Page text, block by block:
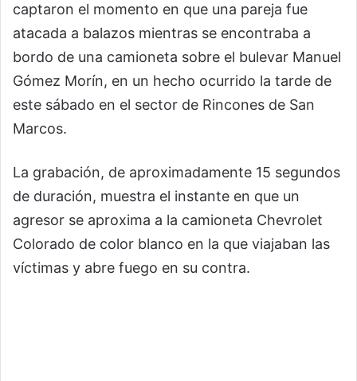
captaron el momento en que una pareja fue
atacada a balazos mientras se encontraba a
bordo de una camioneta sobre el bulevar Manuel
Gómez Morín, en un hecho ocurrido la tarde de
este sábado en el sector de Rincones de San
Marcos.
La grabación, de aproximadamente 15 segundos
de duración, muestra el instante en que un
agresor se aproxima a la camioneta Chevrolet
Colorado de color blanco en la que viajaban las
víctimas y abre fuego en su contra.